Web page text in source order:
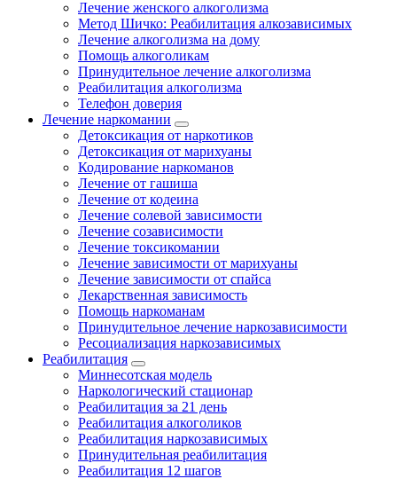
Лечение женского алкоголизма
Метод Шичко: Реабилитация алкозависимых
Лечение алкоголизма на дому
Помощь алкоголикам
Принудительное лечение алкоголизма
Реабилитация алкоголизма
Телефон доверия
Лечение наркомании
Детоксикация от наркотиков
Детоксикация от марихуаны
Кодирование наркоманов
Лечение от гашиша
Лечение от кодеина
Лечение солевой зависимости
Лечение созависимости
Лечение токсикомании
Лечение зависимости от марихуаны
Лечение зависимости от спайса
Лекарственная зависимость
Помощь наркоманам
Принудительное лечение наркозависимости
Ресоциализация наркозависимых
Реабилитация
Миннесотская модель
Наркологический стационар
Реабилитация за 21 день
Реабилитация алкоголиков
Реабилитация наркозависимых
Принудительная реабилитация
Реабилитация 12 шагов